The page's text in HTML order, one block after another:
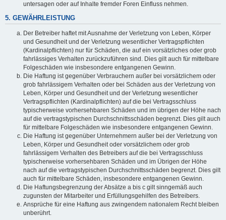
untersagen oder auf Inhalte fremder Foren Einfluss nehmen.
5. GEWÄHRLEISTUNG
Der Betreiber haftet mit Ausnahme der Verletzung von Leben, Körper
und Gesundheit und der Verletzung wesentlicher Vertragspflichten
(Kardinalpflichten) nur für Schäden, die auf ein vorsätzliches oder grob
fahrlässiges Verhalten zurückzuführen sind. Dies gilt auch für mittelbare
Folgeschäden wie insbesondere entgangenen Gewinn.
Die Haftung ist gegenüber Verbrauchern außer bei vorsätzlichem oder
grob fahrlässigem Verhalten oder bei Schäden aus der Verletzung von
Leben, Körper und Gesundheit und der Verletzung wesentlicher
Vertragspflichten (Kardinalpflichten) auf die bei Vertragsschluss
typischerweise vorhersehbaren Schäden und im übrigen der Höhe nach
auf die vertragstypischen Durchschnittsschäden begrenzt. Dies gilt auch
für mittelbare Folgeschäden wie insbesondere entgangenen Gewinn.
Die Haftung ist gegenüber Unternehmern außer bei der Verletzung von
Leben, Körper und Gesundheit oder vorsätzlichem oder grob
fahrlässigem Verhalten des Betreibers auf die bei Vertragsschluss
typischerweise vorhersehbaren Schäden und im Übrigen der Höhe
nach auf die vertragstypischen Durchschnittsschäden begrenzt. Dies gilt
auch für mittelbare Schäden, insbesondere entgangenen Gewinn.
Die Haftungsbegrenzung der Absätze a bis c gilt sinngemäß auch
zugunsten der Mitarbeiter und Erfüllungsgehilfen des Betreibers.
Ansprüche für eine Haftung aus zwingendem nationalem Recht bleiben
unberührt.